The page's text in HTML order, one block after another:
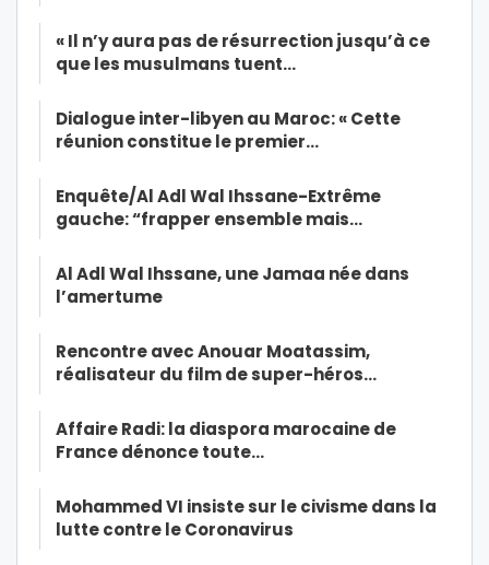
« Il n’y aura pas de résurrection jusqu’à ce
que les musulmans tuent…
Dialogue inter-libyen au Maroc: « Cette
réunion constitue le premier…
Enquête/Al Adl Wal Ihssane-Extrême
gauche: “frapper ensemble mais…
Al Adl Wal Ihssane, une Jamaa née dans
l’amertume
Rencontre avec Anouar Moatassim,
réalisateur du film de super-héros…
Affaire Radi: la diaspora marocaine de
France dénonce toute…
Mohammed VI insiste sur le civisme dans la
lutte contre le Coronavirus